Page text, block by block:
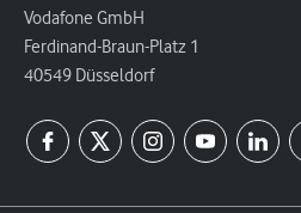
Vodafone GmbH
Ferdinand-Braun-Platz 1
40549 Düsseldorf